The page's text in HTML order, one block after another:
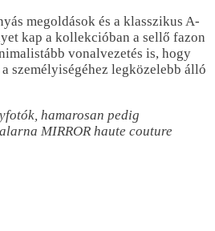
megoldások és a klasszikus A-
kap a kollekcióban a sellő fazon
vonalvezetés is, hogy
személyiségéhez legközelebb álló
hamarosan pedig
MIRROR haute couture